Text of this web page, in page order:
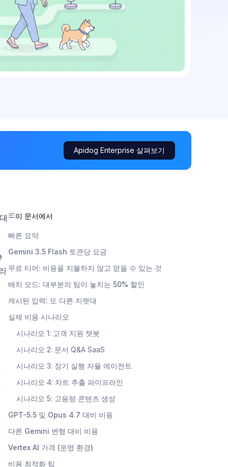
Apidog Enterprise 살펴보기
이 문서에서
빠른 요약
Gemini 3.5 Flash 토큰당 요금
무료 티어: 비용을 지불하지 않고 얻을 수 있는 것
배치 모드: 대부분의 팀이 놓치는 50% 할인
캐시된 입력: 또 다른 지렛대
실제 비용 시나리오
시나리오 1: 고객 지원 챗봇
시나리오 2: 문서 Q&A SaaS
시나리오 3: 장기 실행 자율 에이전트
시나리오 4: 차트 추출 파이프라인
시나리오 5: 고용량 콘텐츠 생성
GPT-5.5 및 Opus 4.7 대비 비용
다른 Gemini 변형 대비 비용
Vertex AI 가격 (운영 환경)
비용 최적화 팁